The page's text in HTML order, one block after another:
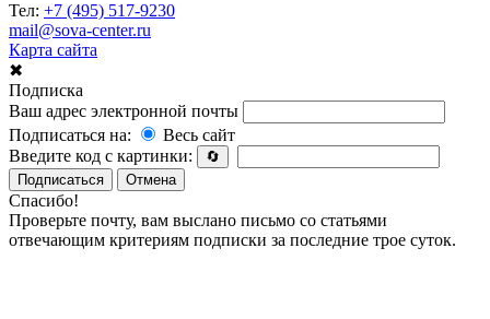
Тел: +7 (495) 517-9230
mail@sova-center.ru
Карта сайта
✖
Подписка
Ваш адрес электронной почты
Подписаться на:
Весь сайт
Введите код с картинки:
🔄
Подписаться
Отмена
Спасибо!
Проверьте почту, вам выслано письмо со статьями
отвечающим критериям подписки за последние трое суток.